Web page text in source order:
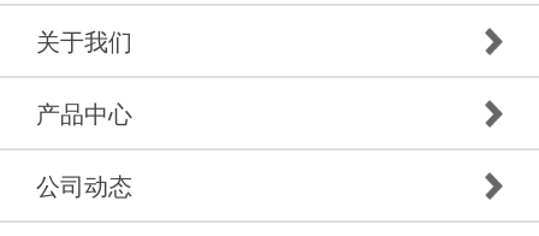
关于我们
产品中心
公司动态